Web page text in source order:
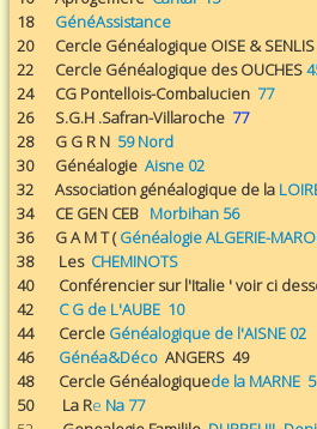
18
GénéAssistance
20 Cercle Généalogique OISE & SENLIS
22 Cercle Généalogique des OUCHES
24
CG Pontellois-Combalucien 77
26 S.G.H .Safran-Villaroche 77
28 G G R N 59 Nord
30 Généalogie Aisne 02
32 Association généalogique de la
34 CE GEN CEB Morbihan 56
36 G A M T (Généalogie ALGERIE-
38 Les CHEMINOTS
40 Conférencier sur l'Italie ' voir ci
42 C G de L'AUBE 10
44 Cercle Généalogique de l'AISNE 02
46 Généa&Déco ANGERS 49
48 Cercle Généalogiquede la MARNE
50 La Re Na 77